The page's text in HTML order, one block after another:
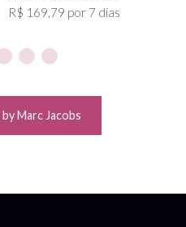
R$ 169,79 por 7 dias
Marc Jacobs